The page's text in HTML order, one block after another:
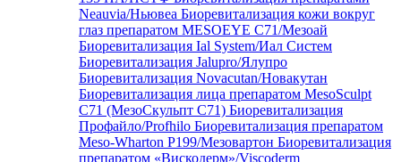
Neauvia/Ньювеа Биоревитализация кожи вокруг
глаз препаратом MESOEYE C71/Мезоай
Биоревитализация Ial System/Иал Систем
Биоревитализация Jalupro/Ялупро
Биоревитализация Novacutan/Новакутан
Биоревитализация лица препаратом MesoSculpt
C71 (МезоСкульпт С71) Биоревитализация
Профайло/Profhilo Биоревитализация препаратом
Meso-Wharton P199/Мезовартон Биоревитализация
препаратом «Вискодерм»/Viscoderm